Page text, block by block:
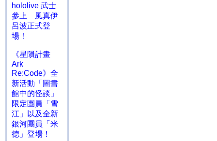
hololive 武士
參上 風真伊
呂波正式登
場！
《星隕計畫
Ark
Re:Code》全
新活動「圖書
館中的怪談」
限定團員「雪
江」以及全新
銀河團員「米
德」登場！